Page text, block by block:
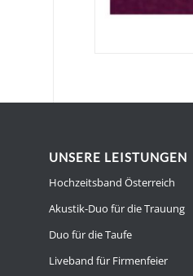
UNSERE LEISTUNGEN
Hochzeitsband Österreich
Akustik-Duo für die Trauung
Duo für die Taufe
Liveband für Firmenfeier